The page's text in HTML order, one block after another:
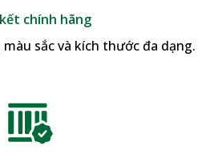
chính hãng
sắc và kích thước đa dạng.